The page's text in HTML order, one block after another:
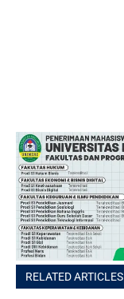
RELATED ARTICLES